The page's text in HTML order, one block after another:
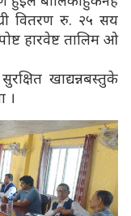
वितरण रु. २५ सय
हारवेष्ट तालिम ओ
खाद्यन्नबस्तुके
।